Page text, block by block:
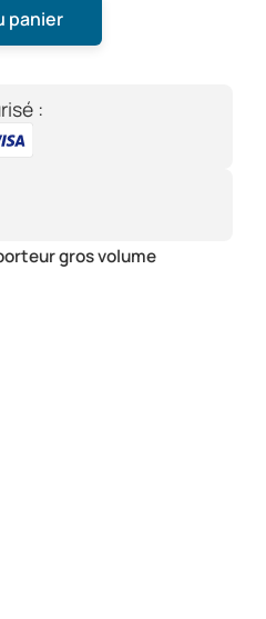
panier
:
gros volume